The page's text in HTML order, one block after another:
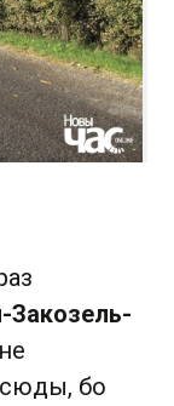
Закозель-
бо